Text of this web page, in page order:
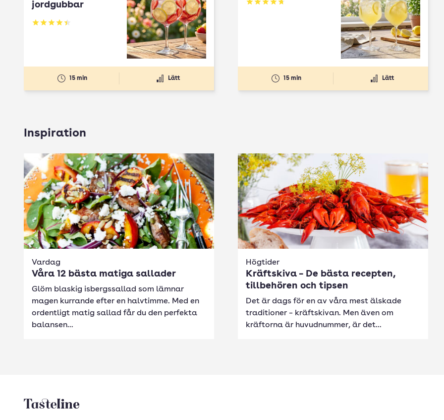
jordgubbar
Betyg: 4.45 av 5
15 min Lätt
Betyg: 4.7 av 5
15 min Lätt
Inspiration
Vardag
Våra 12 bästa matiga sallader
Glöm blaskig isbergssallad som lämnar
magen kurrande efter en halvtimme. Med en
ordentligt matig sallad får du den perfekta
balansen...
Högtider
Kräftskiva – De bästa recepten,
tillbehören och tipsen
Det är dags för en av våra mest älskade
traditioner – kräftskivan. Men även om
kräftorna är huvudnummer, är det...
Tasteline startsida